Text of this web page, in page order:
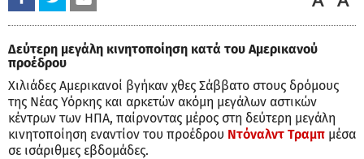
Δεύτερη μεγάλη κινητοποίηση κατά του Αμερικανού
προέδρου
Χιλιάδες Αμερικανοί βγήκαν χθες Σάββατο στους δρόμους
της Νέας Υόρκης και αρκετών ακόμη μεγάλων αστικών
κέντρων των ΗΠΑ, παίρνοντας μέρος στη δεύτερη μεγάλη
κινητοποίηση εναντίον του προέδρου Ντόναλντ Τραμπ μέσα
σε ισάριθμες εβδομάδες.